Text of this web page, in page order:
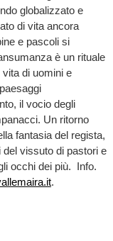
globalizzato e
di vita ancora
e pascoli si
è un rituale
di uomini e
il vocio degli
Un ritorno
fantasia del regista,
vissuto di pastori e
occhi dei più. Info.
.